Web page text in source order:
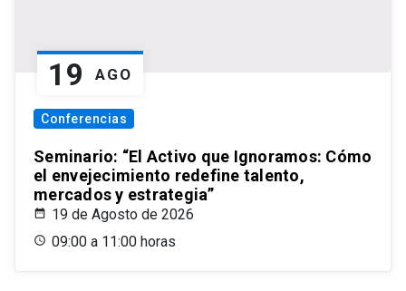
19 AGO
Conferencias
Seminario: “El Activo que Ignoramos: Cómo
el envejecimiento redefine talento,
mercados y estrategia”
19 de Agosto de 2026
09:00 a 11:00 horas